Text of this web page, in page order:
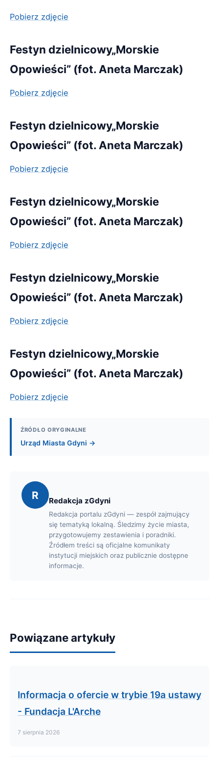
Pobierz zdjęcie
Festyn dzielnicowy„Morskie
Opowieści” (fot. Aneta Marczak)
Pobierz zdjęcie
Festyn dzielnicowy„Morskie
Opowieści” (fot. Aneta Marczak)
Pobierz zdjęcie
Festyn dzielnicowy„Morskie
Opowieści” (fot. Aneta Marczak)
Pobierz zdjęcie
Festyn dzielnicowy„Morskie
Opowieści” (fot. Aneta Marczak)
Pobierz zdjęcie
Festyn dzielnicowy„Morskie
Opowieści” (fot. Aneta Marczak)
Pobierz zdjęcie
ŹRÓDŁO ORYGINALNE
Urząd Miasta Gdyni →
R Redakcja zGdyni
Redakcja portalu zGdyni — zespół zajmujący
się tematyką lokalną. Śledzimy życie miasta,
przygotowujemy zestawienia i poradniki.
Źródłem treści są oficjalne komunikaty
instytucji miejskich oraz publicznie dostępne
informacje.
Powiązane artykuły
Informacja o ofercie w trybie 19a ustawy
- Fundacja L'Arche
7 sierpnia 2026